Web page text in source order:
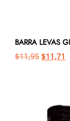
BARRA LEVAS
$11,95 $11,71